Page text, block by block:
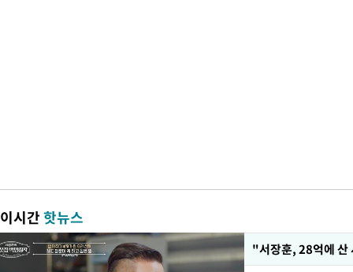
이시간핫뉴스
"서장훈, 28억에 산